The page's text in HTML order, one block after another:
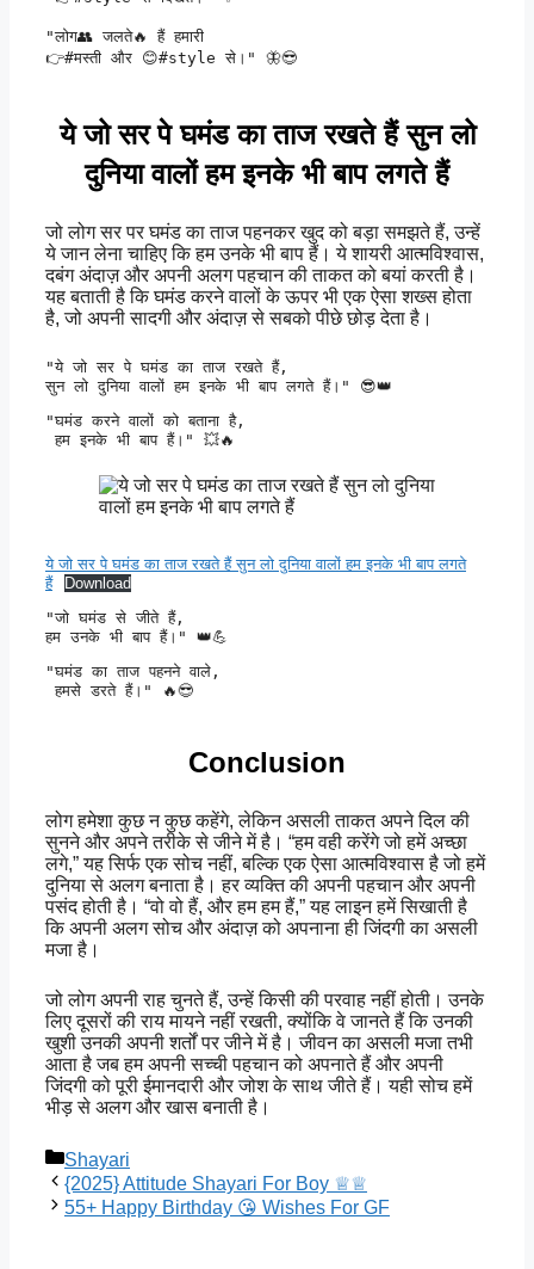
"लोग👥 जलते🔥 हैं हमारी
👉#मस्ती और 😊#style से।" 🦋😎
ये जो सर पे घमंड का ताज रखते हैं सुन लो
दुनिया वालों हम इनके भी बाप लगते हैं
जो लोग सर पर घमंड का ताज पहनकर खुद को बड़ा समझते हैं, उन्हें
ये जान लेना चाहिए कि हम उनके भी बाप हैं। ये शायरी आत्मविश्वास,
दबंग अंदाज़ और अपनी अलग पहचान की ताकत को बयां करती है।
यह बताती है कि घमंड करने वालों के ऊपर भी एक ऐसा शख्स होता
है, जो अपनी सादगी और अंदाज़ से सबको पीछे छोड़ देता है।
"ये जो सर पे घमंड का ताज रखते हैं,
सुन लो दुनिया वालों हम इनके भी बाप लगते हैं।" 😎👑
"घमंड करने वालों को बताना है,
हम इनके भी बाप हैं।" 💥🔥
ये जो सर पे घमंड का ताज रखते हैं सुन लो दुनिया वालों हम इनके भी बाप लगते
हैं
Download
"जो घमंड से जीते हैं,
हम उनके भी बाप हैं।" 👑💪
"घमंड का ताज पहनने वाले,
हमसे डरते हैं।" 🔥😎
Conclusion
लोग हमेशा कुछ न कुछ कहेंगे, लेकिन असली ताकत अपने दिल की
सुनने और अपने तरीके से जीने में है। “हम वही करेंगे जो हमें अच्छा
लगे,” यह सिर्फ एक सोच नहीं, बल्कि एक ऐसा आत्मविश्वास है जो हमें
दुनिया से अलग बनाता है। हर व्यक्ति की अपनी पहचान और अपनी
पसंद होती है। “वो वो हैं, और हम हम हैं,” यह लाइन हमें सिखाती है
कि अपनी अलग सोच और अंदाज़ को अपनाना ही जिंदगी का असली
मजा है।
जो लोग अपनी राह चुनते हैं, उन्हें किसी की परवाह नहीं होती। उनके
लिए दूसरों की राय मायने नहीं रखती, क्योंकि वे जानते हैं कि उनकी
खुशी उनकी अपनी शर्तों पर जीने में है। जीवन का असली मजा तभी
आता है जब हम अपनी सच्ची पहचान को अपनाते हैं और अपनी
जिंदगी को पूरी ईमानदारी और जोश के साथ जीते हैं। यही सोच हमें
भीड़ से अलग और खास बनाती है।
Categories
Shayari
{2025} Attitude Shayari For Boy ♕♕
55+ Happy Birthday 😘 Wishes For GF